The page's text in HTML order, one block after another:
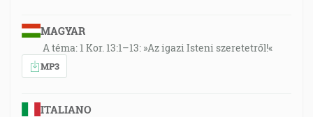
MAGYAR
A téma: 1 Kor. 13:1–13: »Az igazi Isteni szeretetről!«
MP3
ITALIANO